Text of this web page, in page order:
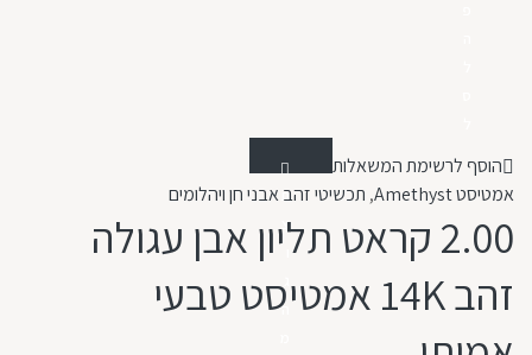
הוסף לרשימת המשאלות
ת
צ
ה
אמטיסט Amethyst , תכשיטי זהב אבני חן ויהלומים
2.00 קראט תליון אבן עגולה
זהב 14K אמטיסט טבעי